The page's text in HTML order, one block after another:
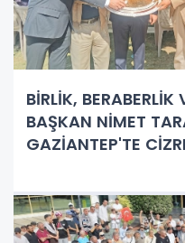
BİRLİK,
BAŞKAN NİMET
GAZİANTEP'TE